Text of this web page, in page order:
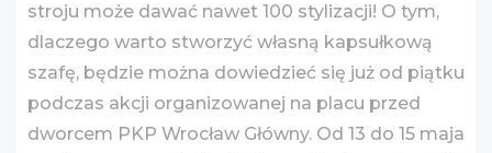
stroju może dawać nawet 100 stylizacji! O tym,
dlaczego warto stworzyć własną kapsułkową
szafę, będzie można dowiedzieć się już od piątku
podczas akcji organizowanej na placu przed
dworcem PKP Wrocław Główny. Od 13 do 15 maja